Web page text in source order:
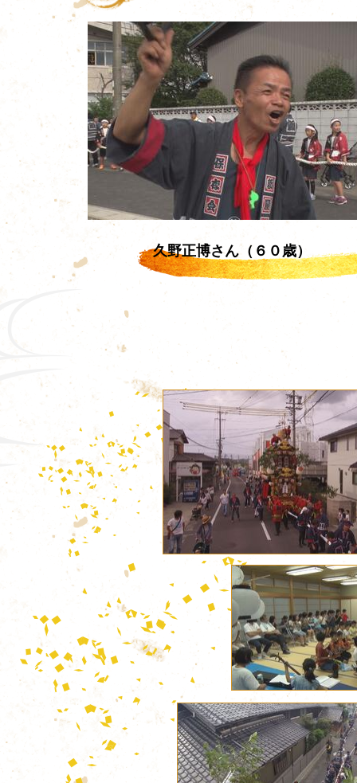
久野正博さん（６０歳）